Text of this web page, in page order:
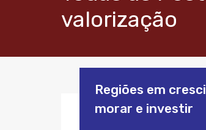
valorização
Regiões em
morar e investir